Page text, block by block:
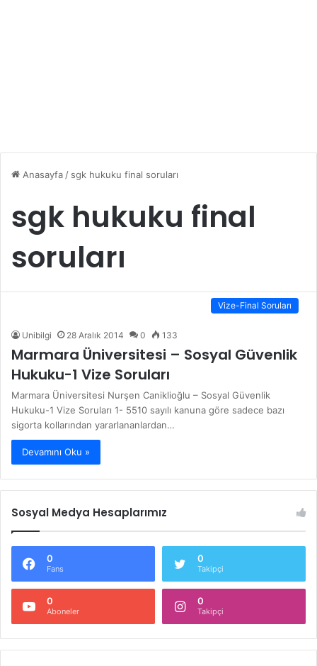
Anasayfa / sgk hukuku final soruları
sgk hukuku final
soruları
Vize-Final Soruları
Unibilgi 28 Aralık 2014 0 133
Marmara Üniversitesi – Sosyal Güvenlik
Hukuku-1 Vize Soruları
Marmara Üniversitesi Nurşen Caniklioğlu – Sosyal Güvenlik
Hukuku-1 Vize Soruları 1- 5510 sayılı kanuna göre sadece bazı
sigorta kollarından yararlananlardan…
Devamını Oku »
Sosyal Medya Hesaplarımız
0
Fans
0
Takipçi
0
Aboneler
0
Takipçi